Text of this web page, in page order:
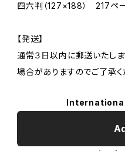
四六判（127×188） 217ペ
【発送】
通常３日以内に郵送いたし
場合がありますのでご了承く